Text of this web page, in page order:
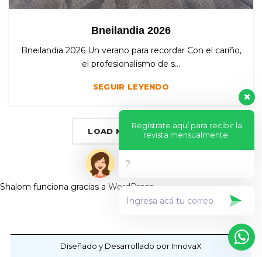
Bneilandia 2026
Bneilandia 2026 Un verano para recordar Con el cariño,
el profesionalismo de s...
SEGUIR LEYENDO
LOAD MORE POSTS
Shalom funciona gracias a WordPress
Diseñado y Desarrollado por InnovaX
Regístrate aquí para recibir la
revista mensualmente.
?